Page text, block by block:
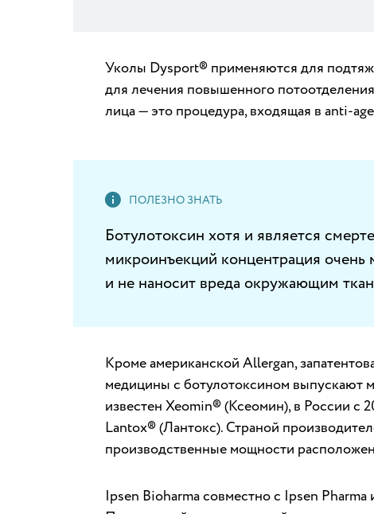
Уколы Dysport® применяются для
для лечения повышенного
лица — это процедура, входящая в аnti-
Ботулотоксин хотя и является
микроинъекций концентрация очень
и не наносит вреда окружающим
Кроме американской Allergan,
медицины с ботулотоксином выпускают
известен Xeomin® (Ксеомин), в России с
Lantox® (Лантокс). Страной
производственные мощности
Ipsen Bioharma совместно с Ipsen Pharma